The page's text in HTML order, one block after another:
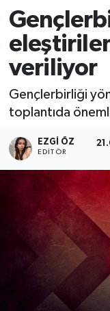
veriliyor
Gençlerbirliği
toplantıda
EZGI ÖZ
EDITÖR
Trafik
Süper Lig
Tüm
Son Dakika
Haber Arşivi